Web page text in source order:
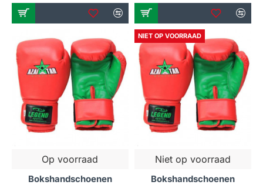
Op voorraad
Bokshandschoenen
NIET OP VOORRAAD
Niet op voorraad
Bokshandschoenen